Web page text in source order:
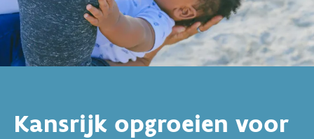
Kansrijk opgroeien voor